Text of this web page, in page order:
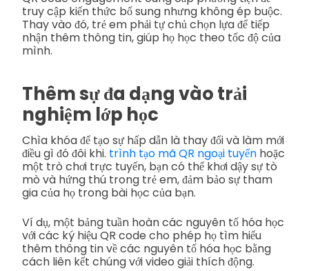
truy cập kiến thức bổ sung nhưng không ép buộc.
Thay vào đó, trẻ em phải tự chủ chọn lựa để tiếp
nhận thêm thông tin, giúp họ học theo tốc độ của
mình.
Thêm sự đa dạng vào trải
nghiệm lớp học
Chìa khóa để tạo sự hấp dẫn là thay đổi và làm mới
điều gì đó đôi khi. trình tạo mã QR ngoại tuyến hoặc
một trò chơi trực tuyến, bạn có thể khơi dậy sự tò
mò và hứng thú trong trẻ em, đảm bảo sự tham
gia của họ trong bài học của bạn.
Ví dụ, một bảng tuần hoàn các nguyên tố hóa học
với các ký hiệu QR code cho phép họ tìm hiểu
thêm thông tin về các nguyên tố hóa học bằng
cách liên kết chúng với video giải thích động.